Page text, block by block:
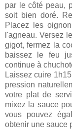
par le côté peau,
soit bien doré.
Placez les
l'agneau. Versez
gigot, fermez la
baissez le feu
continue à
Laissez cuire
pression
votre plat de
mixez la sauce
vous pouvez
obtenir une sauce